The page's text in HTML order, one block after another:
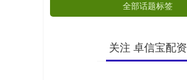
全部话题标签
关注 卓信宝配资